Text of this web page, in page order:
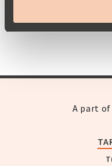
A part of